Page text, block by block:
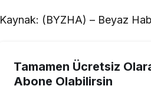
Kaynak: (BYZHA) – Beyaz
Tamamen Ücretsiz
Abone Olabilirsin